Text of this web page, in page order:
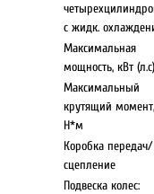
с жидк.
Максимальная
мощность, кВт (л.с)
Максимальный
крутящий момент,
Н*м
Коробка передач/
сцепление
Подвеска колес: